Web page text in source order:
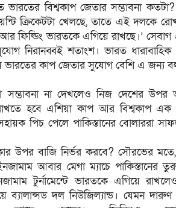
বিশ্বকাপ জেতার সম্ভাবনা
ক্রিকেটটা খেলছে, তাতে এই দলকে
ফিল্ডিং ভারতকে এগিয়ে রাখছে।’
নিরানব্বই শতাংশ। ভারত
কাপ জেতার সুযোগ বেশি এ জন্য
সম্ভাবনা না দেখলেও নিজ দেশের
হবে এশিয়া কাপ আর বিশ্বকাপ এক
পিচ পেলে পাকিস্তানের বোলাররা
উপর বাজি নির্ভর করবে? সৌরভের
আবার মেগা ম্যাচে পাকিস্তানের
টুর্নামেন্টে ভারতকে এগিয়ে
ব্যালান্সড দল নিউজিল্যান্ড। যেমন